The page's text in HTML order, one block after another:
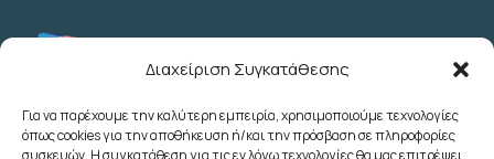
Διαχείριση Συγκατάθεσης
Για να παρέχουμε την καλύτερη εμπειρία, χρησιμοποιούμε τεχνολογίες
όπως cookies για την αποθήκευση ή/και την πρόσβαση σε πληροφορίες
συσκευών. Η συγκατάθεση για τις εν λόγω τεχνολογίες θα μας επιτρέψει
Λεωχάρους 2 - 6ος Όροφος - Αθήνα